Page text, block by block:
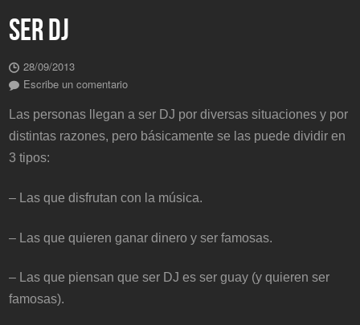
SER DJ
28/09/2013
Escribe un comentario
Las personas llegan a ser DJ por diversas situaciones y por
distintas razones, pero básicamente se las puede dividir en
3 tipos:
– Las que disfrutan con la música.
– Las que quieren ganar dinero y ser famosas.
– Las que piensan que ser DJ es ser guay (y quieren ser
famosas).